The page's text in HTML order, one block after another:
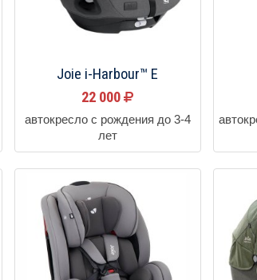
Joie i-Harbour™ E
22 000
автокресло с рождения до 3-4
лет